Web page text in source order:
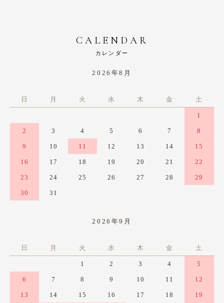
CALENDAR
カレンダー
2026年8月
日 月 火 水 木 金 土
1
2 3 4 5 6 7 8
9 10 11 12 13 14 15
16 17 18 19 20 21 22
23 24 25 26 27 28 29
30 31
2026年9月
日 月 火 水 木 金 土
1 2 3 4 5
6 7 8 9 10 11 12
13 14 15 16 17 18 19